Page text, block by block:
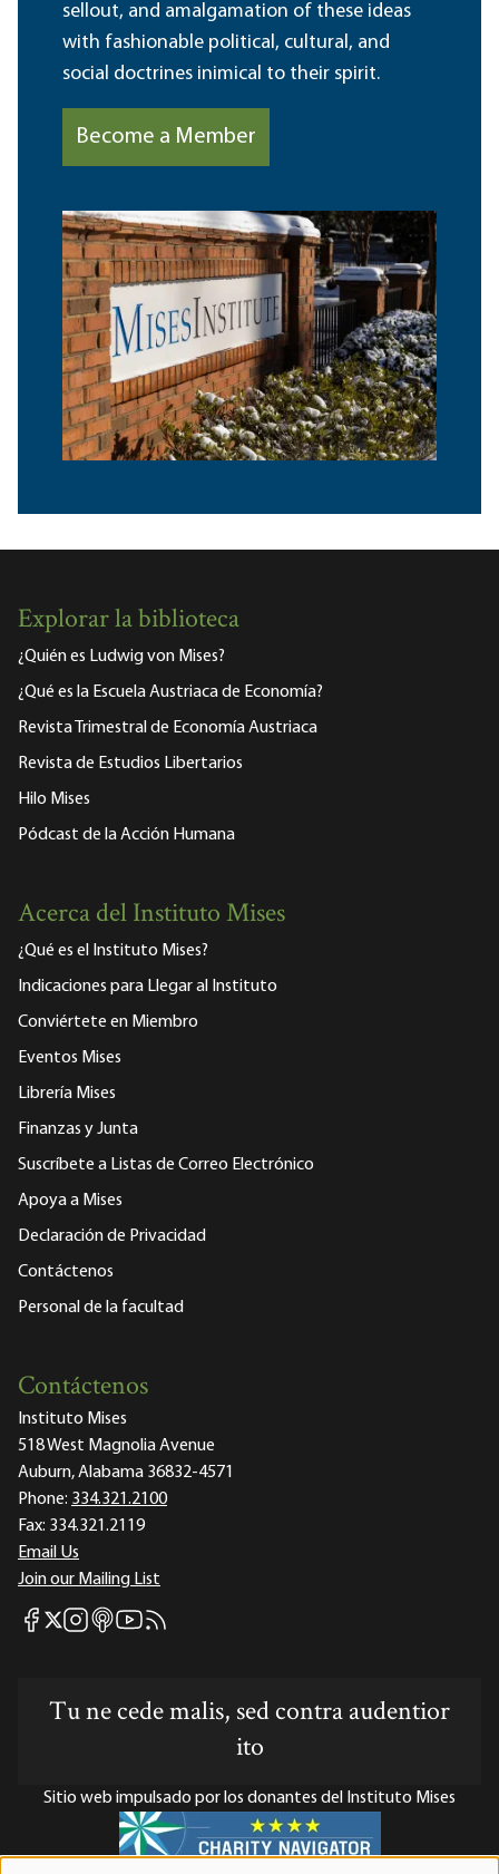
sellout, and amalgamation of these ideas
with fashionable political, cultural, and
social doctrines inimical to their spirit.
Become a Member
Explorar la biblioteca
¿Quién es Ludwig von Mises?
¿Qué es la Escuela Austriaca de Economía?
Revista Trimestral de Economía Austriaca
Revista de Estudios Libertarios
Hilo Mises
Pódcast de la Acción Humana
Acerca del Instituto Mises
¿Qué es el Instituto Mises?
Indicaciones para Llegar al Instituto
Conviértete en Miembro
Eventos Mises
Librería Mises
Finanzas y Junta
Suscríbete a Listas de Correo Electrónico
Apoya a Mises
Declaración de Privacidad
Contáctenos
Personal de la facultad
Contáctenos
Instituto Mises
518 West Magnolia Avenue
Auburn, Alabama 36832-4571
Phone: 334.321.2100
Fax: 334.321.2119
Email Us
Join our Mailing List
Mises Facebook
Mises X
Mises Instagram
Mises itunes
Mises Youtube
Mises RSS feed
Tu ne cede malis, sed contra audentior
ito
Sitio web impulsado por los donantes del Instituto Mises